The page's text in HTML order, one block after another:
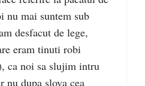
nu mai suntem sub
desfacut de lege,
eram tinuti robi
ca noi sa slujim intru
dupa slova cea